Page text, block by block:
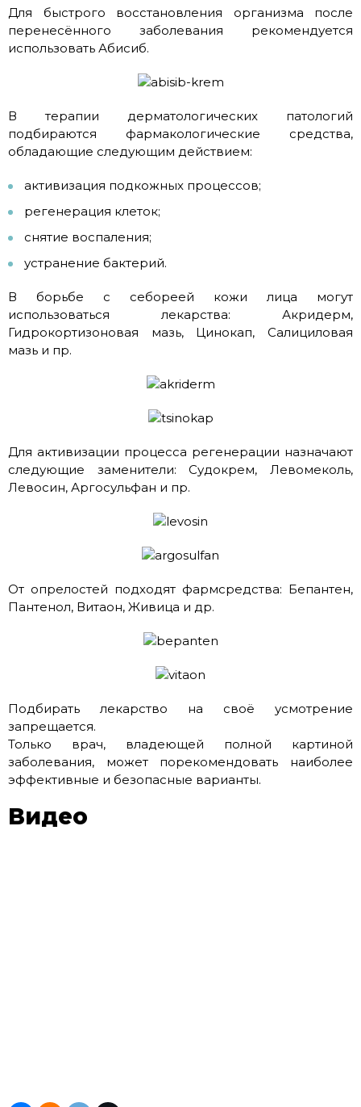
Для быстрого восстановления организма после
перенесённого заболевания рекомендуется
использовать Абисиб.
В терапии дерматологических патологий
подбираются фармакологические средства,
обладающие следующим действием:
активизация подкожных процессов;
регенерация клеток;
снятие воспаления;
устранение бактерий.
В борьбе с себореей кожи лица могут
использоваться лекарства: Акридерм,
Гидрокортизоновая мазь, Цинокап, Салициловая
мазь и пр.
Для активизации процесса регенерации назначают
следующие заменители: Судокрем, Левомеколь,
Левосин, Аргосульфан и пр.
От опрелостей подходят фармсредства: Бепантен,
Пантенол, Витаон, Живица и др.
Подбирать лекарство на своё усмотрение
запрещается.
Только врач, владеющей полной картиной
заболевания, может порекомендовать наиболее
эффективные и безопасные варианты.
Видео